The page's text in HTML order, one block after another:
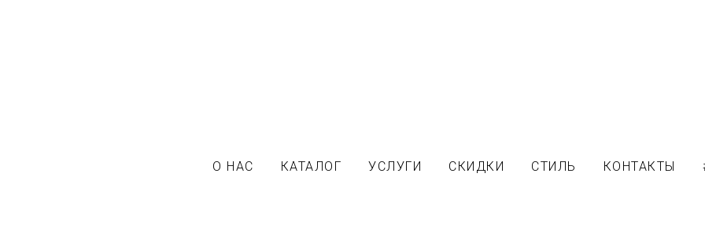
О НАС КАТАЛОГ УСЛУГИ СКИДКИ СТИЛЬ КОНТАКТЫ